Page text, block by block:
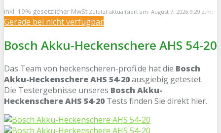
inkl. 19% gesetzlicher MwSt.Zuletzt aktualisiert am: August 7, 2026 9:29 p.m.
Gerade bei nicht verfügbar
Bosch Akku-Heckenschere AHS 54-20
Das Team von heckenscheren-profi.de hat die Bosch
Akku-Heckenschere AHS 54-20ausgiebig getestet.
Die Testergebnisse unseres Bosch Akku-
Heckenschere AHS 54-20 Tests finden Sie direkt hier.